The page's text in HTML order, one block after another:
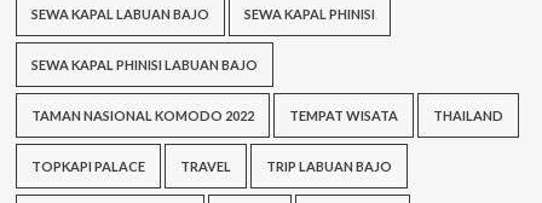
SEWA KAPAL LABUAN BAJO SEWA KAPAL PHINISI
SEWA KAPAL PHINISI LABUAN BAJO
TAMAN NASIONAL KOMODO 2022 TEMPAT WISATA THAILAND
TOPKAPI PALACE TRAVEL TRIP LABUAN BAJO